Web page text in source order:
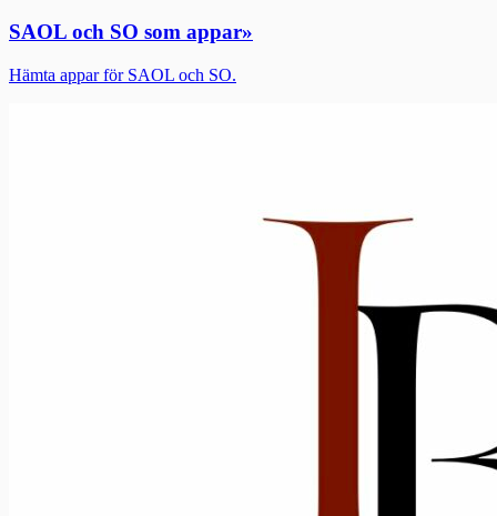
SAOL och SO som appar»
Hämta appar för SAOL och SO.